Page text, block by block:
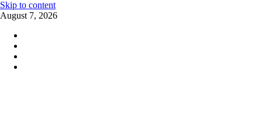
Skip to content
August 7, 2026